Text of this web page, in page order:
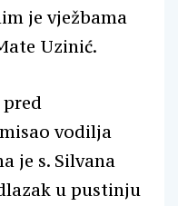
je vježbama
Uzinić.
pred
vodilja
je s. Silvana
u pustinju